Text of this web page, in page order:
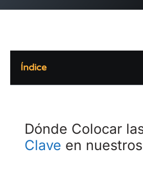
Índice
Dónde Colocar
Clave en